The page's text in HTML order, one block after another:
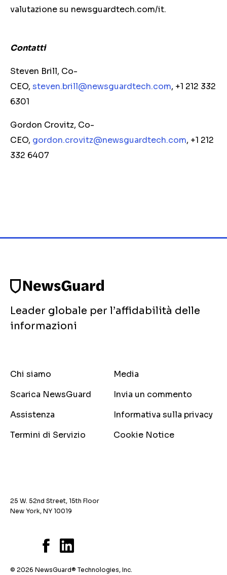
valutazione su newsguardtech.com/it.
Contatti
Steven Brill, Co-
CEO, steven.brill@newsguardtech.com, +1 212 332
6301
Gordon Crovitz, Co-
CEO, gordon.crovitz@newsguardtech.com, +1 212
332 6407
Leader globale per l’affidabilità delle
informazioni
Chi siamo
Media
Scarica NewsGuard
Invia un commento
Assistenza
Informativa sulla privacy
Termini di Servizio
Cookie Notice
25 W. 52nd Street, 15th Floor
New York, NY 10019
© 2026 NewsGuard® Technologies, Inc.